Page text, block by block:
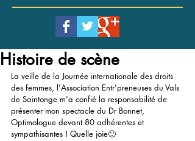
Histoire de scène
La veille de la Journée internationale des droits
des femmes, l'Association Entr'preneuses du Vals
de Saintonge m'a confié la responsabilité de
présenter mon spectacle du Dr Bonnet,
Optimologue devant 80 adhérentes et
sympathisantes ! Quelle joie🙂